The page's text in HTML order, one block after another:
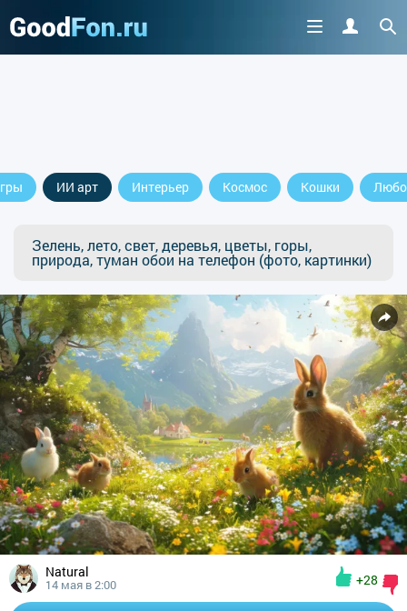
ИИ арт Интерьер Космос Кошки
Зелень, лето, свет, деревья, цветы, горы,
природа, туман обои на телефон (фото, картинки)
Natural
14 мая в 2:00 +28